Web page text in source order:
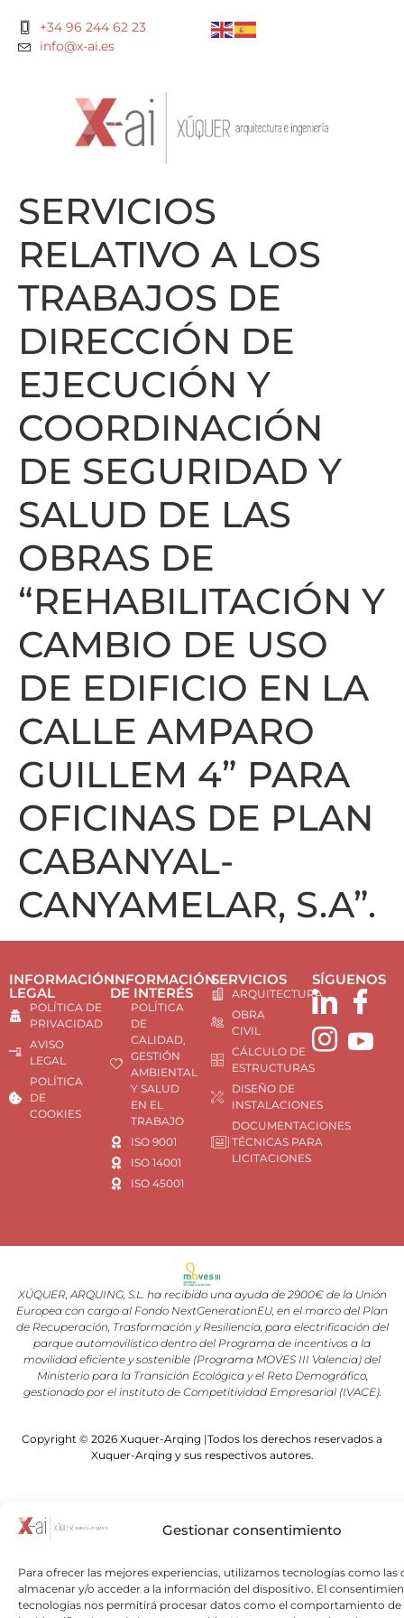
Gestionar consentimiento
Para ofrecer las mejores experiencias, utilizamos tecnologías como las
almacenar y/o acceder a la información del dispositivo. El
tecnologías nos permitirá procesar datos como el comportamiento de
+34 96 244 62 23
info@x-ai.es
SERVICIOS
RELATIVO A LOS
TRABAJOS DE
DIRECCIÓN DE
EJECUCIÓN Y
COORDINACIÓN
DE SEGURIDAD Y
SALUD DE LAS
OBRAS DE
“REHABILITACIÓN Y
CAMBIO DE USO
DE EDIFICIO EN LA
CALLE AMPARO
GUILLEM 4” PARA
OFICINAS DE PLAN
CABANYAL-
CANYAMELAR, S.A”.
INFORMACIÓN
LEGAL
POLÍTICA DE
PRIVACIDAD
AVISO
LEGAL
POLÍTICA
DE
COOKIES
INFORMACIÓN
DE INTERÉS
POLÍTICA
DE
CALIDAD,
GESTIÓN
AMBIENTAL
Y SALUD
EN EL
TRABAJO
ISO 9001
ISO 14001
ISO 45001
SERVICIOS
ARQUITECTURA
OBRA
CIVIL
CÁLCULO DE
ESTRUCTURAS
DISEÑO DE
INSTALACIONES
DOCUMENTACIONES
TÉCNICAS PARA
LICITACIONES
SÍGUENOS
XÚQUER, ARQUING, S.L. ha recibido una ayuda de 2900€ de la Unión
Europea con cargo al Fondo NextGenerationEU, en el marco del Plan
de Recuperación, Trasformación y Resiliencia, para electrificación del
parque automovilístico dentro del Programa de incentivos a la
movilidad eficiente y sostenible (Programa MOVES III Valencia) del
Ministerio para la Transición Ecológica y el Reto Demográfico,
gestionado por el instituto de Competitividad Empresarial (IVACE).
Copyright © 2026 Xuquer-Arqing |Todos los derechos reservados a
Xuquer-Arqing y sus respectivos autores.